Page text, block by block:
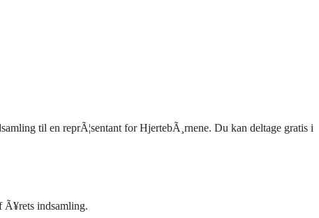
til en reprÃ¦sentant for HjertebÃ¸rnene. Du kan deltage gratis i
Ã¥rets indsamling.